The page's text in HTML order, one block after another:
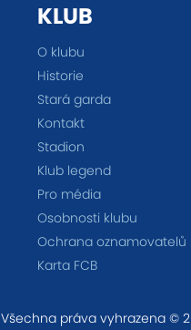
KLUB
O klubu
Historie
Stará garda
Kontakt
Stadion
Klub legend
Pro média
Osobnosti klubu
Ochrana oznamovatelů
Karta FCB
Všechna práva vyhrazena ©